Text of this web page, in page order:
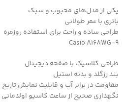
یکی از مدل‌های محبوب و سبک
باتری با عمر طولانی
طراحی ساده و راحت برای استفاده روزمره
Casio A168WG-9
طراحی کلاسیک با صفحه دیجیتال
بند رزگلد و بدنه استیل
مقاومت در برابر آب و قابلیت نمایش تاریخ
نگهداری صحیح از ساعت کاسیو اولدمانی